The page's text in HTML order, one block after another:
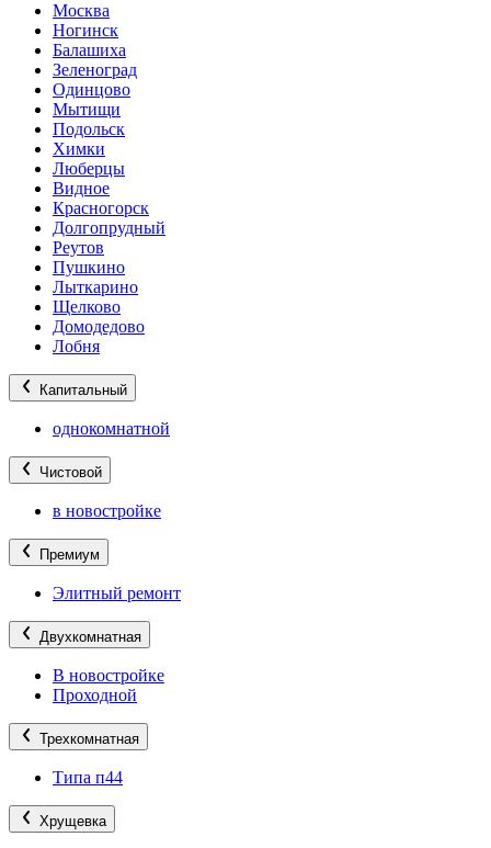
Москва
Ногинск
Балашиха
Зеленоград
Одинцово
Мытищи
Подольск
Химки
Люберцы
Видное
Красногорск
Долгопрудный
Реутов
Пушкино
Лыткарино
Щелково
Домодедово
Лобня
Капитальный
однокомнатной
Чистовой
в новостройке
Премиум
Элитный ремонт
Двухкомнатная
В новостройке
Проходной
Трехкомнатная
Типа п44
Хрущевка